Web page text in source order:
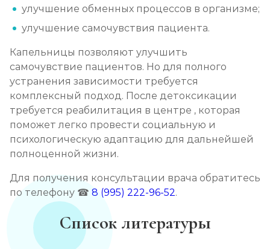
улучшение обменных процессов в организме;
улучшение самочувствия пациента.
Капельницы позволяют улучшить
самочувствие пациентов. Но для полного
устранения зависимости требуется
комплексный подход. После детоксикации
требуется реабилитация в центре , которая
поможет легко провести социальную и
психологическую адаптацию для дальнейшей
полноценной жизни.
Для получения консультации врача обратитесь
по телефону ☎ 8 (995) 222-96-52.
Список литературы